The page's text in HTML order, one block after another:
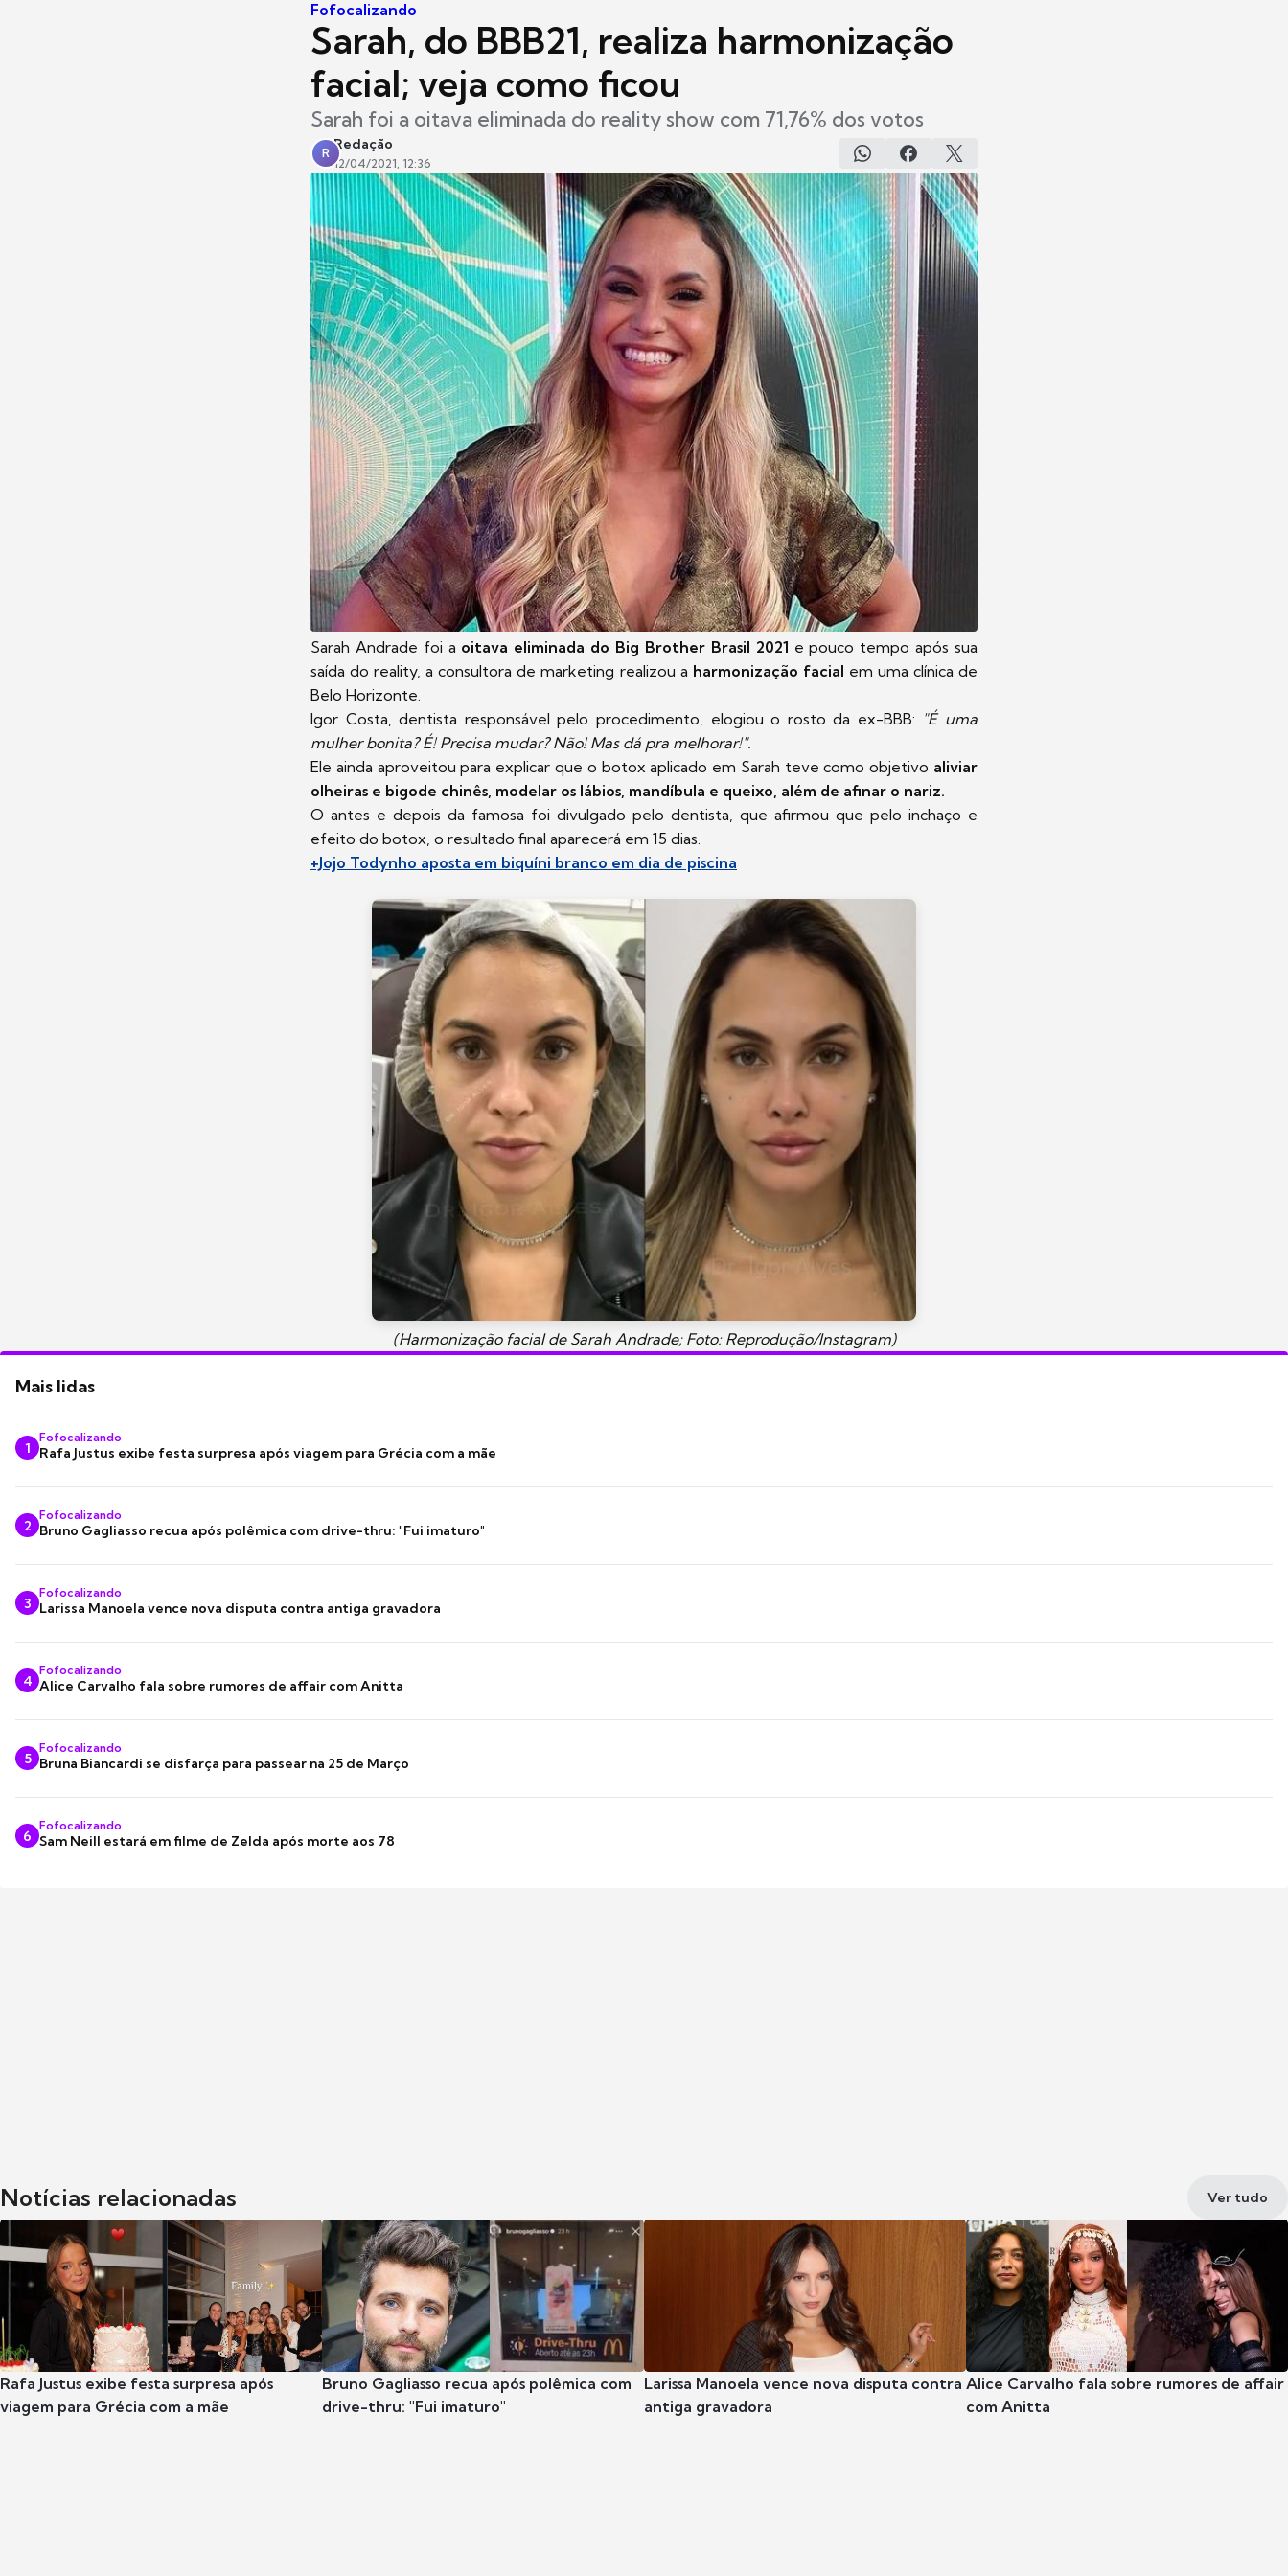
Fofocalizando
Sarah, do BBB21, realiza harmonização
facial; veja como ficou
Sarah foi a oitava eliminada do reality show com 71,76% dos votos
R
Redação
12/04/2021, 12:36
Sarah Andrade foi a oitava eliminada do Big Brother Brasil 2021 e pouco tempo após sua
saída do reality, a consultora de marketing realizou a harmonização facial em uma clínica de
Belo Horizonte.
Igor Costa, dentista responsável pelo procedimento, elogiou o rosto da ex-BBB: "É uma
mulher bonita? É! Precisa mudar? Não! Mas dá pra melhorar!".
Ele ainda aproveitou para explicar que o botox aplicado em Sarah teve como objetivo aliviar
olheiras e bigode chinês, modelar os lábios, mandíbula e queixo, além de afinar o nariz.
O antes e depois da famosa foi divulgado pelo dentista, que afirmou que pelo inchaço e
efeito do botox, o resultado final aparecerá em 15 dias.
+Jojo Todynho aposta em biquíni branco em dia de piscina
(Harmonização facial de Sarah Andrade; Foto: Reprodução/Instagram)
Mais lidas
1
Fofocalizando
Rafa Justus exibe festa surpresa após viagem para Grécia com a mãe
2
Fofocalizando
Bruno Gagliasso recua após polêmica com drive-thru: "Fui imaturo"
3
Fofocalizando
Larissa Manoela vence nova disputa contra antiga gravadora
4
Fofocalizando
Alice Carvalho fala sobre rumores de affair com Anitta
5
Fofocalizando
Bruna Biancardi se disfarça para passear na 25 de Março
6
Fofocalizando
Sam Neill estará em filme de Zelda após morte aos 78
Notícias relacionadas Ver tudo
Rafa Justus exibe festa surpresa após
viagem para Grécia com a mãe
Bruno Gagliasso recua após polêmica com
drive-thru: "Fui imaturo"
Larissa Manoela vence nova disputa contra
antiga gravadora
Alice Carvalho fala sobre rumores de affair
com Anitta